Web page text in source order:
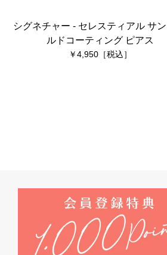
シグネチャー - セレスティアル サ
ルドコーティング ピアス
4,950